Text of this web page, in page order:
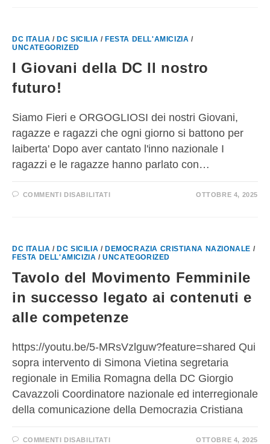
DC ITALIA / DC SICILIA / FESTA DELL'AMICIZIA /
UNCATEGORIZED
I Giovani della DC Il nostro
futuro!
Siamo Fieri e ORGOGLIOSI dei nostri Giovani,
ragazze e ragazzi che ogni giorno si battono per
laiberta' Dopo aver cantato l'inno nazionale I
ragazzi e le ragazze hanno parlato con…
COMMENTI DISABILITATI OTTOBRE 4, 2025
DC ITALIA / DC SICILIA / DEMOCRAZIA CRISTIANA NAZIONALE /
FESTA DELL'AMICIZIA /UNCATEGORIZED
Tavolo del Movimento Femminile
in successo legato ai contenuti e
alle competenze
https://youtu.be/5-MRsVzlguw?feature=shared Qui
sopra intervento di Simona Vietina segretaria
regionale in Emilia Romagna della DC Giorgio
Cavazzoli Coordinatore nazionale ed interregionale
della comunicazione della Democrazia Cristiana
COMMENTI DISABILITATI OTTOBRE 4, 2025